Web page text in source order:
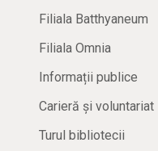
Filiala Batthyaneum
Filiala Omnia
Informații publice
Carieră și voluntariat
Turul bibliotecii